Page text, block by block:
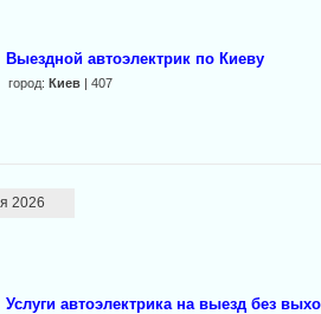
Выездной автоэлектрик по Киеву
город: Киев | 407
2026
Услуги автоэлектрика на выезд без